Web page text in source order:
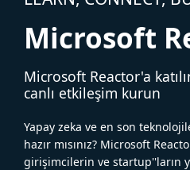
Microsoft
Microsoft Reactor'a
canlı etkileşim kurun
Yapay zeka ve en son
hazır mısınız? Microsoft
girişimcilerin ve startup''ların